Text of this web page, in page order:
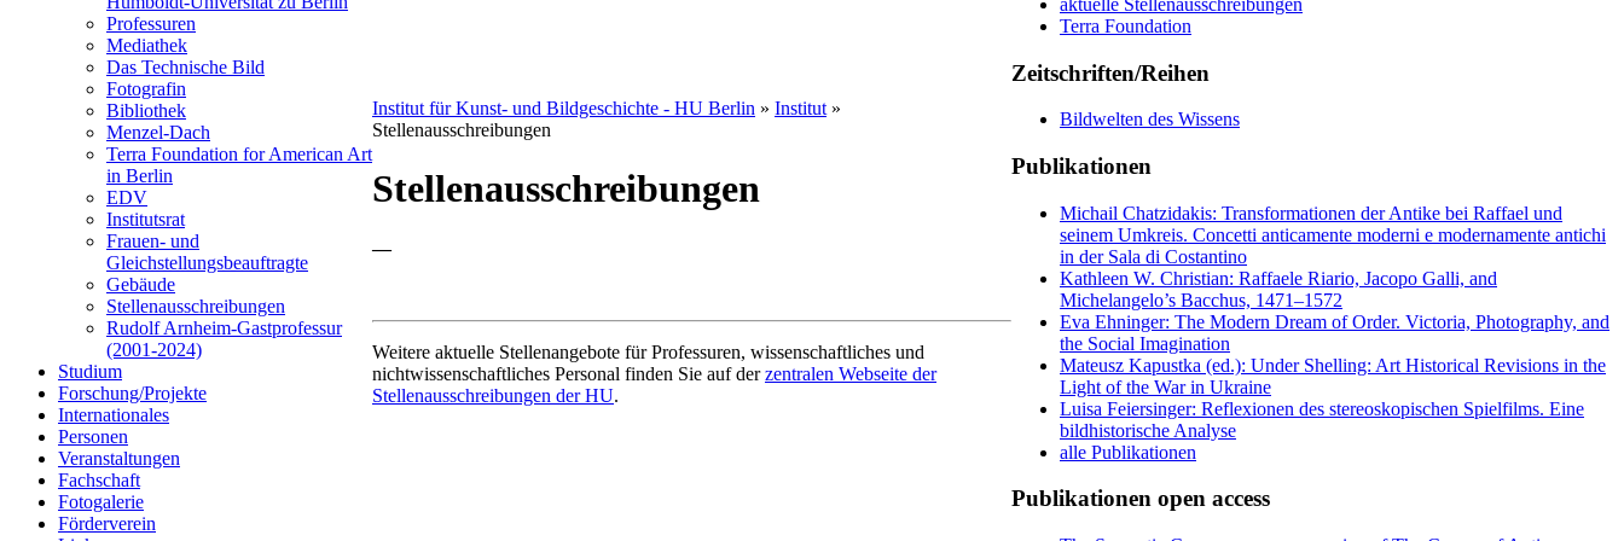
Professuren
Mediathek
Das Technische Bild
Fotografin
Bibliothek
Menzel-Dach
Terra Foundation for American Art
in Berlin
EDV
Institutsrat
Frauen- und
Gleichstellungsbeauftragte
Gebäude
Stellenausschreibungen
Rudolf Arnheim-Gastprofessur
(2001-2024)
Studium
Forschung/Projekte
Internationales
Personen
Veranstaltungen
Fachschaft
Fotogalerie
Förderverein
Institut für Kunst- und Bildgeschichte - HU Berlin » Institut »
Stellenausschreibungen
Stellenausschreibungen
—
Weitere aktuelle Stellenangebote für Professuren, wissenschaftliches und
nichtwissenschaftliches Personal finden Sie auf derzentralen Webseite der
Stellenausschreibungen der HU.
Terra Foundation
Zeitschriften/Reihen
Bildwelten des Wissens
Publikationen
Michail Chatzidakis: Transformationen der Antike bei Raffael und
seinem Umkreis. Concetti anticamente moderni e modernamente antichi
in der Sala di Costantino
Kathleen W. Christian: Raffaele Riario, Jacopo Galli, and
Michelangelo’s Bacchus, 1471–1572
Eva Ehninger: The Modern Dream of Order. Victoria, Photography, and
the Social Imagination
Mateusz Kapustka (ed.): Under Shelling: Art Historical Revisions in the
Light of the War in Ukraine
Luisa Feiersinger: Reflexionen des stereoskopischen Spielfilms. Eine
bildhistorische Analyse
alle Publikationen
Publikationen open access